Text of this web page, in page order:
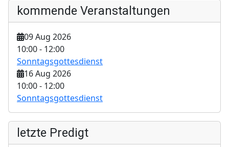
kommende Veranstaltungen
09 Aug 2026
10:00- 12:00
Sonntagsgottesdienst
16 Aug 2026
10:00- 12:00
Sonntagsgottesdienst
letzte Predigt